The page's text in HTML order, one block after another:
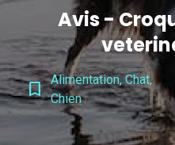
Avis -
bookmark_border Alimentation, Chat,
Chien